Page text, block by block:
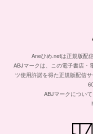
Aneひめ.netは正規版配
ABJマークは、この電子書店・
ツ使用許諾を得た正規版配信
ABJマークについ